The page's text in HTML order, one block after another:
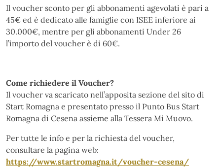
Il voucher sconto per gli abbonamenti agevolati è pari a
45€ ed è dedicato alle famiglie con ISEE inferiore ai
30.000€, mentre per gli abbonamenti Under 26
l’importo del voucher è di 60€.
Come richiedere il Voucher?
Il voucher va scaricato nell’apposita sezione del sito di
Start Romagna e presentato presso il Punto Bus Start
Romagna di Cesena assieme alla Tessera Mi Muovo.
Per tutte le info e per la richiesta del voucher,
consultare la pagina web:
https://www.startromagna.it/voucher-cesena/